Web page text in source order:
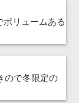
リュームある
ので冬限定の